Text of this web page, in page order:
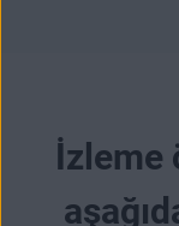
İzleme